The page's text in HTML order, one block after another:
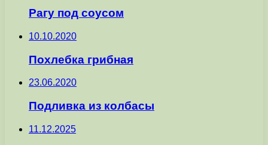
Рагу под соусом
10.10.2020
Похлебка грибная
23.06.2020
Подливка из колбасы
11.12.2025